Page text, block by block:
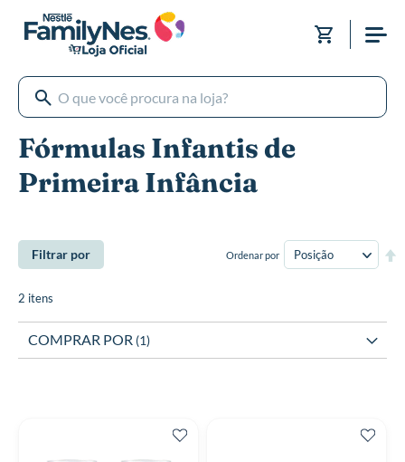
para
Meu
Fórmulas Infantis de
Primeira Infância
2 itens
Ordenar por
Filtrar por
COMPRAR POR